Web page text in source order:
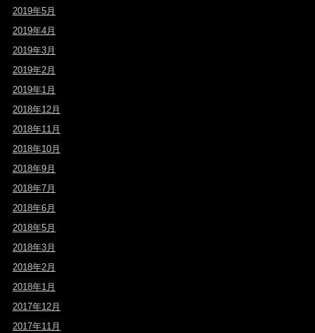
2019年5月
2019年4月
2019年3月
2019年2月
2019年1月
2018年12月
2018年11月
2018年10月
2018年9月
2018年7月
2018年6月
2018年5月
2018年3月
2018年2月
2018年1月
2017年12月
2017年11月